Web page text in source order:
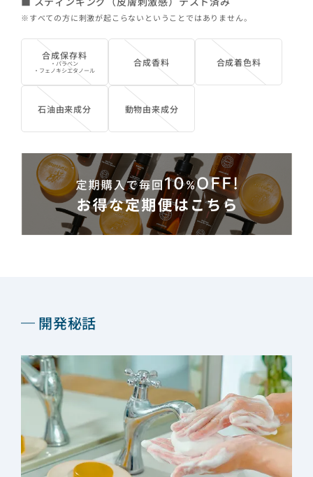
※すべての方に刺激が起こらないということではありません。
合成保存料
・パラベン
・フェノキシエタノール
合成香料 合成着色料
石油由来成分 動物由来成分
開発秘話